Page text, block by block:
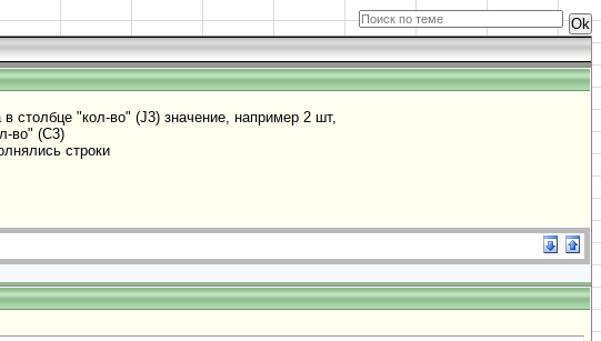
столбце "кол-во" (J3) значение, например 2 шт,
во" (C3)
строки